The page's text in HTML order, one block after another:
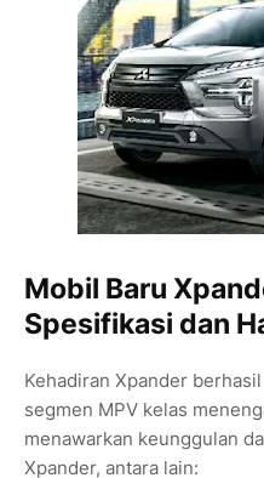
Mobil Baru
Spesifikasi dan
Kehadiran Xpander
segmen MPV kelas
menawarkan keunggulan
Xpander, antara lain: